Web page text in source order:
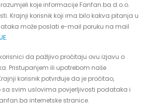
koje informacije Fanfan.ba d.o.o.
Krajnji korisnik koji ima bilo kakva pitanja u
može poslati e-mail poruku na mail
.
da pažljivo pročitaju ovu izjavu o
Pristupanjem ili upotrebom naše
korisnik potvrđuje da je pročitao,
sa svim uslovima povjerljivosti podataka i
internetske stranice.